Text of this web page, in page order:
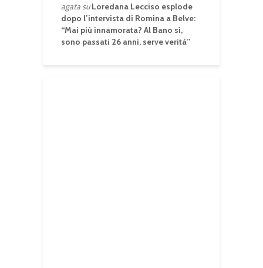
agatasuLoredana Lecciso esplode
dopo l’intervista di Romina a Belve:
“Mai più innamorata? Al Bano sì,
sono passati 26 anni, serve verità”